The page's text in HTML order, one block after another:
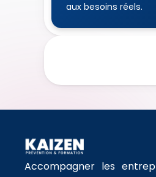
aux besoins réels.
Accompagner les